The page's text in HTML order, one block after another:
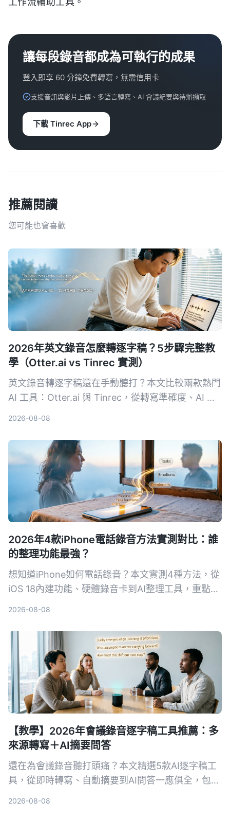
讓每段錄音都成為可執行的成果
登入即享 60 分鐘免費轉寫，無需信用卡
支援音訊與影片上傳、多語言轉寫、AI 會議紀要與待辦擷取
下載 Tinrec App
推薦閱讀
您可能也會喜歡
2026年英文錄音怎麼轉逐字稿？5步驟完整教
學（Otter.ai vs Tinrec 實測）
英文錄音轉逐字稿還在手動聽打？本文比較兩款熱門
AI 工具：Otter.ai 與 Tinrec，從轉寫準確度、AI 整
器。
2026-08-08
2026年4款iPhone電話錄音方法實測對比：誰
的整理功能最強？
想知道iPhone如何電話錄音？本文實測4種方法，從
iOS 18內建功能、硬體錄音卡到AI整理工具，重點比
2026-08-08
【教學】2026年會議錄音逐字稿工具推薦：多
來源轉寫＋AI摘要問答
還在為會議錄音聽打頭痛？本文精選5款AI逐字稿工
具，從即時轉寫、自動摘要到AI問答一應俱全，包含
2026-08-08